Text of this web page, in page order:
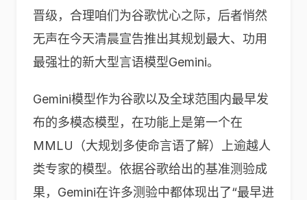
晋级，合理咱们为谷歌忧心之际，后者悄然
无声在今天清晨宣告推出其规划最大、功用
最强壮的新大型言语模型Gemini。
Gemini模型作为谷歌以及全球范围内最早发
布的多模态模型，在功能上是第一个在
MMLU（大规划多使命言语了解）上逾越人
类专家的模型。依据谷歌给出的基准测验成
果，Gemini在许多测验中都体现出了“最早进